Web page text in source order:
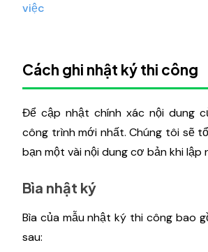
việc
Cách ghi nhật ký thi công
Để cập nhật chính xác nội dung
công trình mới nhất. Chúng tôi sẽ
bạn một vài nội dung cơ bản khi lập
Bìa nhật ký
Bìa của mẫu nhật ký thi công bao
sau: